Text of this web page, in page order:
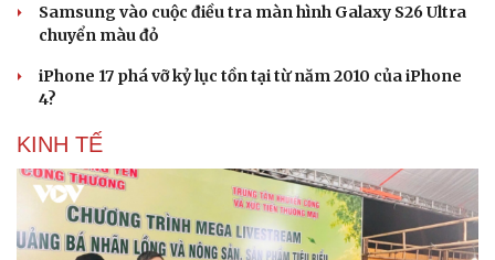
Samsung vào cuộc điều tra màn hình Galaxy S26 Ultra
chuyển màu đỏ
iPhone 17 phá vỡ kỷ lục tồn tại từ năm 2010 của iPhone
4?
KINH TẾ